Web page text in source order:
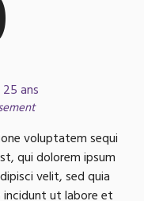
ans
voluptatem sequi
qui dolorem ipsum
velit, sed quia
incidunt ut labore et